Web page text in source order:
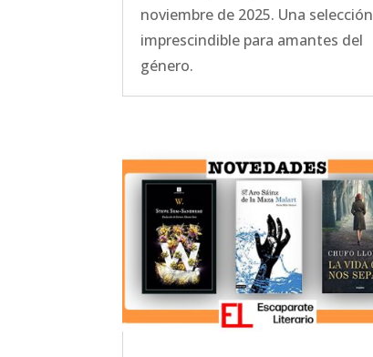
noviembre de 2025. Una selección
imprescindible para amantes del
género.